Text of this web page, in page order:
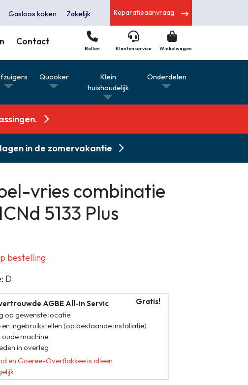
Gasloos koken Zakelijk Reparatieaanvraag
Contact
Bellen Klantenservice Winkelwagen
Quooker
Klein
huishoudelijk
Onderdelen
in de zomervakantie
vries combinatie
5133 Plus
bestelling
D
AGBE All-in Servic
Gratis!
op gewenste locatie
ingebruikstellen (op bestaande installatie)
machine
in overleg
en Goeree-Overflakkee is alleen